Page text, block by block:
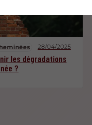
28/04/2025
les dégradations
?